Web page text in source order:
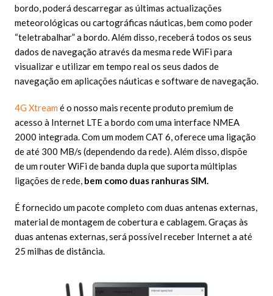
bordo, poderá descarregar as últimas actualizações
meteorológicas ou cartográficas náuticas, bem como poder
“teletrabalhar” a bordo. Além disso, receberá todos os seus
dados de navegação através da mesma rede WiFi para
visualizar e utilizar em tempo real os seus dados de
navegação em aplicações náuticas e software de navegação.
4G Xtream é o nosso mais recente produto premium de
acesso à Internet LTE a bordo com uma interface NMEA
2000 integrada. Com um modem CAT 6, oferece uma ligação
de até 300 MB/s (dependendo da rede). Além disso, dispõe
de um router WiFi de banda dupla que suporta múltiplas
ligações de rede, bem como duas ranhuras SIM.
É fornecido um pacote completo com duas antenas externas,
material de montagem de cobertura e cablagem. Graças às
duas antenas externas, será possível receber Internet a até
25 milhas de distância.